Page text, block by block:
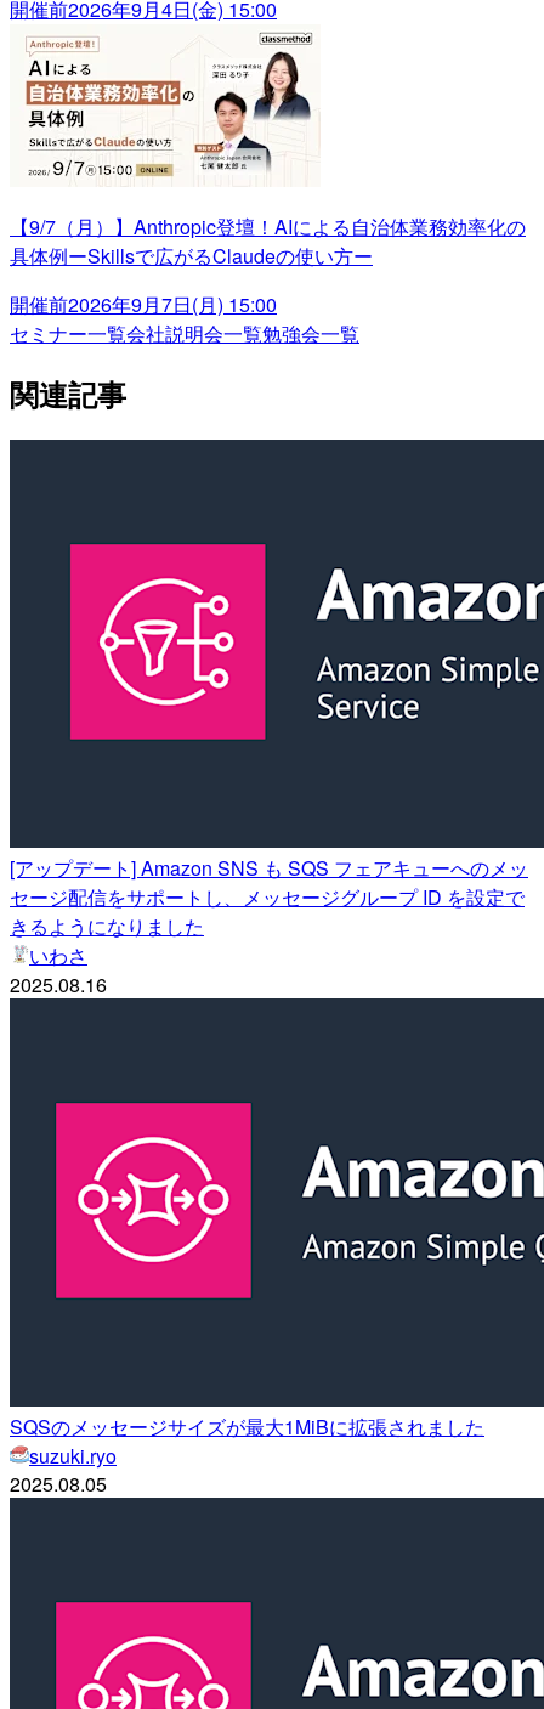
開催前2026年9月4日(金) 15:00
【9/7（月）】Anthropic登壇！AIによる自治体業務効率化の
具体例ーSkillsで広がるClaudeの使い方ー
開催前2026年9月7日(月) 15:00
セミナー一覧会社説明会一覧勉強会一覧
関連記事
[アップデート] Amazon SNS も SQS フェアキューへのメッ
セージ配信をサポートし、メッセージグループ ID を設定で
きるようになりました
いわさ
2025.08.16
SQSのメッセージサイズが最大1MiBに拡張されました
suzuki.ryo
2025.08.05